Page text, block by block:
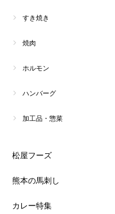
すき焼き
焼肉
ホルモン
ハンバーグ
加工品・惣菜
松屋フーズ
熊本の馬刺し
カレー特集